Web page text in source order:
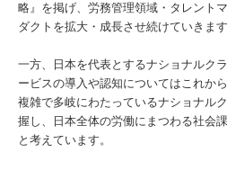
略』を掲げ、労務管理領域・タレント
ダクトを拡大・成長させ続けていきます
一方、日本を代表とするナショナルク
ービスの導入や認知についてはこれか
複雑で多岐にわたっているナショナル
握し、日本全体の労働にまつわる社会
と考えています。